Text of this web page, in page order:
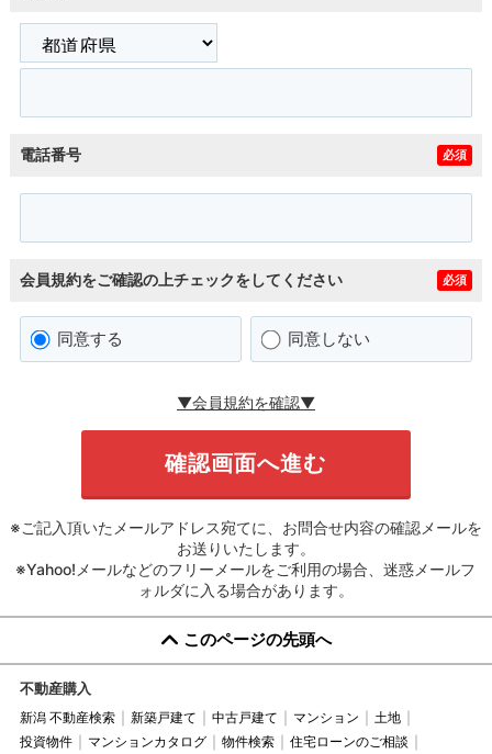
電話番号 必須
会員規約をご確認の上チェックをしてください 必須
同意する 同意しない
▼会員規約を確認▼
※ご記入頂いたメールアドレス宛てに、お問合せ内容の確認メールを
お送りいたします。
※Yahoo!メールなどのフリーメールをご利用の場合、迷惑メールフ
ォルダに入る場合があります。
このページの先頭へ
不動産購入
新潟 不動産検索 新築戸建て 中古戸建て マンション
土地
投資物件
マンションカタログ 物件検索
住宅ローンのご相談